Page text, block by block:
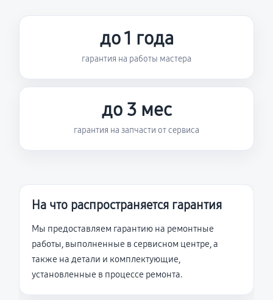
до 1 года
гарантия на работы мастера
до 3 мес
гарантия на запчасти от сервиса
На что распространяется гарантия
Мы предоставляем гарантию на ремонтные
работы, выполненные в сервисном центре, а
также на детали и комплектующие,
установленные в процессе ремонта.